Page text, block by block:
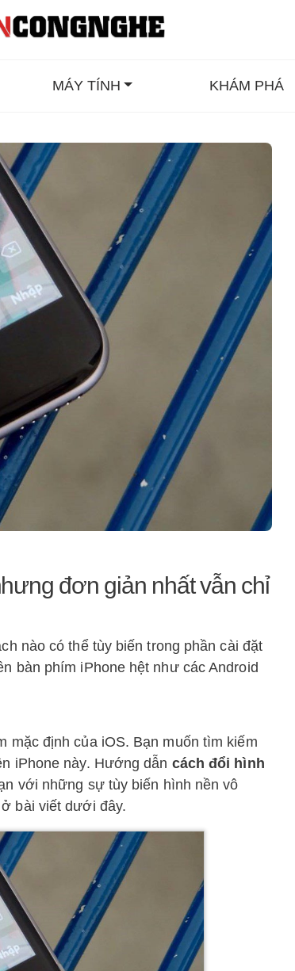
MÁY TÍNH KHÁM PHÁ
đơn giản nhất vẫn chỉ
nào có thể tùy biến trong phần cài đặt
bàn phím iPhone hệt như các Android
mặc định của iOS. Bạn muốn tìm kiếm
iPhone này. Hướng dẫn cách đổi hình
với những sự tùy biến hình nền vô
bài viết dưới đây.